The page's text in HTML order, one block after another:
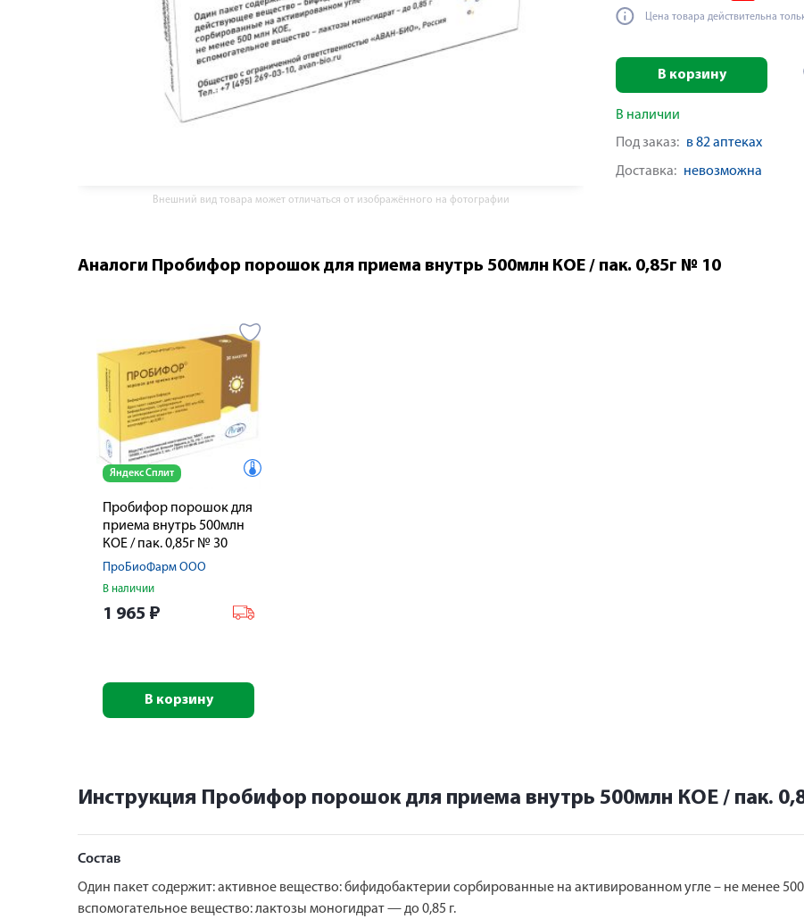
Внешний вид товара может отличаться от изображённого на фотографии
Цена товара действительна
В корзину
В наличии
Под заказ: в 82 аптеках
Доставка: невозможна
Аналоги Пробифор порошок для приема внутрь 500млн КОЕ / пак. 0,85г № 10
Яндекс Сплит
Пробифор порошок для
приема внутрь 500млн
КОЕ / пак. 0,85г № 30
ПроБиоФарм ООО
В наличии
1 965 ₽
В корзину
Инструкция Пробифор порошок для приема внутрь 500млн КОЕ / пак.
Состав
Один пакет содержит: активное вещество: бифидобактерии сорбированные на активированном угле – не менее
вспомогательное вещество: лактозы моногидрат — до 0,85 г.